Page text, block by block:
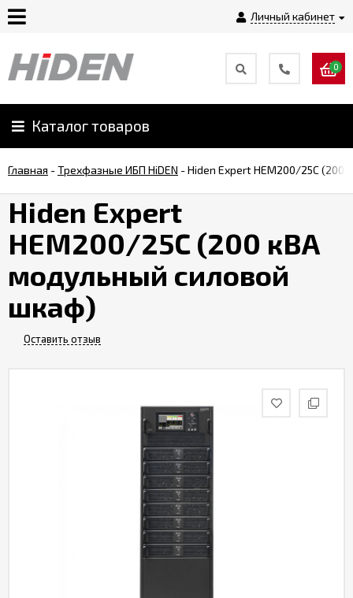
Личный кабинет
Главная
О
Оплата
Монтаж
0
Каталог товаров
Главная -Трехфазные ИБП HiDEN -Hiden Expert HEM200/25C
Hiden Expert
HEM200/25C (200 кВА
модульный силовой
шкаф)
Оставить отзыв